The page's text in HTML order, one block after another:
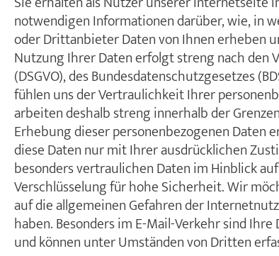
notwendigen Informationen darüber, wie, in
oder Drittanbieter Daten von Ihnen erheben
Nutzung Ihrer Daten erfolgt streng nach den
(DSGVO), des Bundesdatenschutzgesetzes
fühlen uns der Vertraulichkeit Ihrer
arbeiten deshalb streng innerhalb der
Erhebung dieser personenbezogenen
diese Daten nur mit Ihrer ausdrücklichen
besonders vertraulichen Daten im Hinblick
Verschlüsselung für hohe Sicherheit. Wir
auf die allgemeinen Gefahren der
haben. Besonders im E-Mail-Verkehr sind
und können unter Umständen von Dritten